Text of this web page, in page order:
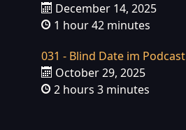
December 14, 2025
1 hour 42 minutes
031 - Blind Date im Podcast
October 29, 2025
2 hours 3 minutes